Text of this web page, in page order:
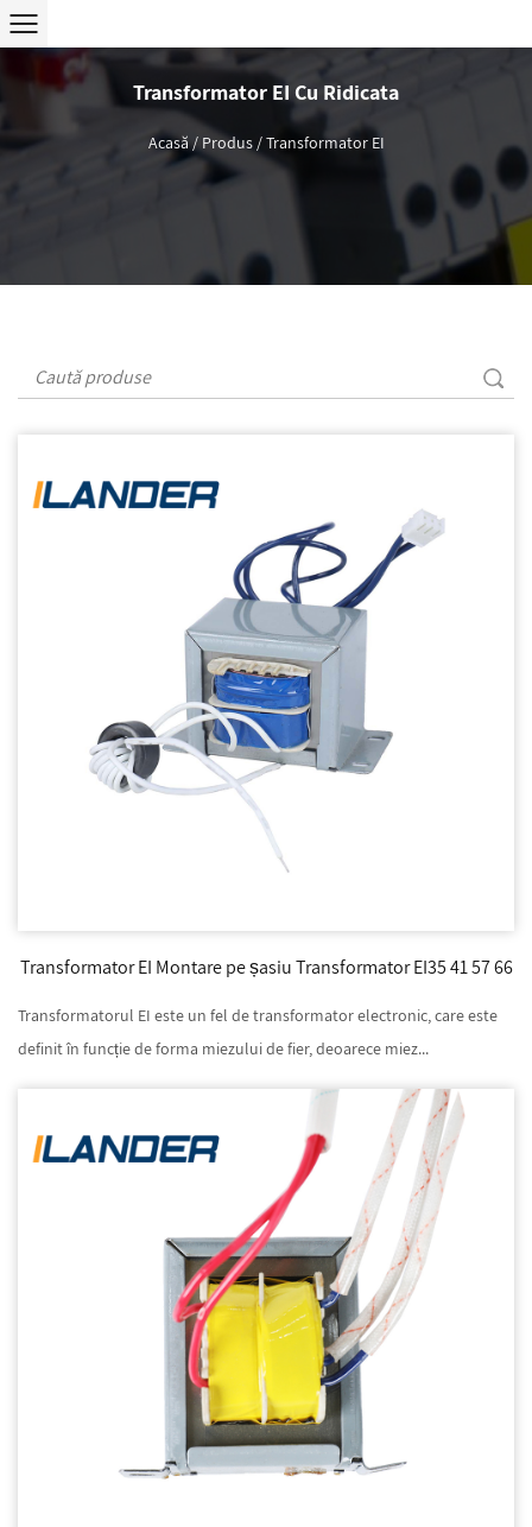
Transformator EI Cu Ridicata
Acasă/ Produs/Transformator EI
Transformator EI Montare pe șasiu Transformator EI35 41 57 66
Transformatorul EI este un fel de transformator electronic, care este
definit în funcție de forma miezului de fier, deoarece miez...